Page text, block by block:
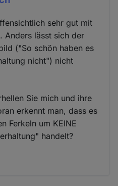
sehr gut mit
Anders lässt sich der
("So schön haben es
nicht") nicht
Sie mich und ihre
erkennt man, dass es
Ferkeln um KEINE
handelt?